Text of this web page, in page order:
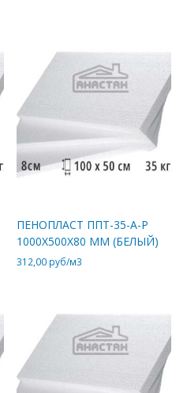
ПЕНОПЛАСТ ППТ-35-А-Р
1000Х500Х80 ММ (БЕЛЫЙ)
312,00 руб/м3